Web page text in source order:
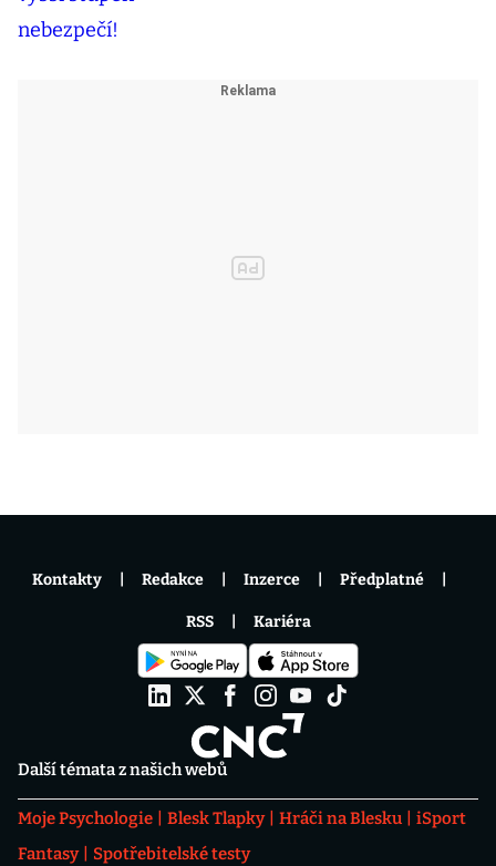
Další témata z našich webů
Moje Psychologie Blesk Tlapky Hráči na Blesku
iSport
Fantasy
Spotřebitelské testy
Kontakty Redakce Inzerce Předplatné
RSS Kariéra